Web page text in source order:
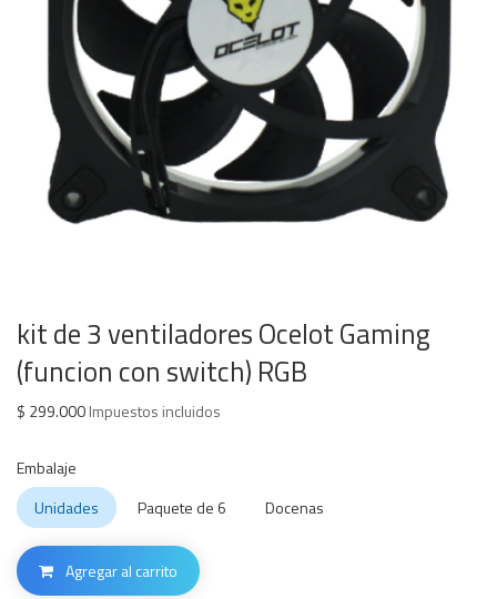
kit de 3 ventiladores Ocelot Gaming
(funcion con switch) RGB
$ 299.000Impuestos incluidos
Embalaje
Unidades
Paquete de 6 Docenas
Agregar al carrito